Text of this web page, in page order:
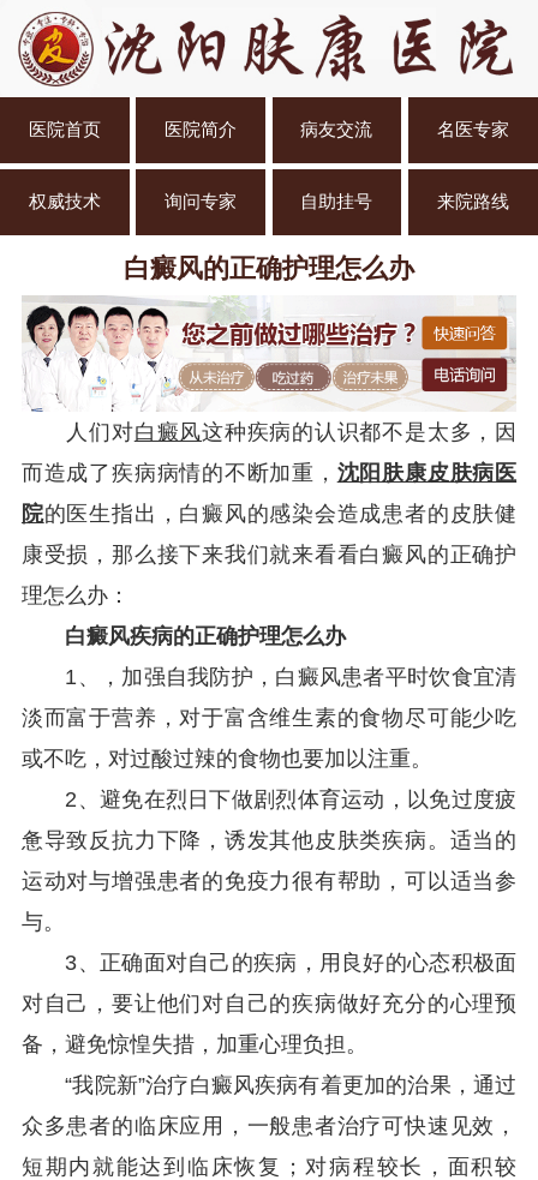
医院首页 医院简介 病友交流 名医专家
权威技术 询问专家 自助挂号 来院路线
白癜风的正确护理怎么办
人们对白癜风这种疾病的认识都不是太多，因
而造成了疾病病情的不断加重， 沈阳肤康皮肤病医
院的医生指出，白癜风的感染会造成患者的皮肤健
康受损，那么接下来我们就来看看白癜风的正确护
理怎么办：
白癜风疾病的正确护理怎么办
1、，加强自我防护，白癜风患者平时饮食宜清
淡而富于营养，对于富含维生素的食物尽可能少吃
或不吃，对过酸过辣的食物也要加以注重。
2、避免在烈日下做剧烈体育运动，以免过度疲
惫导致反抗力下降，诱发其他皮肤类疾病。适当的
运动对与增强患者的免疫力很有帮助，可以适当参
与。
3、正确面对自己的疾病，用良好的心态积极面
对自己，要让他们对自己的疾病做好充分的心理预
备，避免惊惶失措，加重心理负担。
“我院新”治疗白癜风疾病有着更加的治果，通过
众多患者的临床应用，一般患者治疗可快速见效，
短期内就能达到临床恢复；对病程较长，面积较